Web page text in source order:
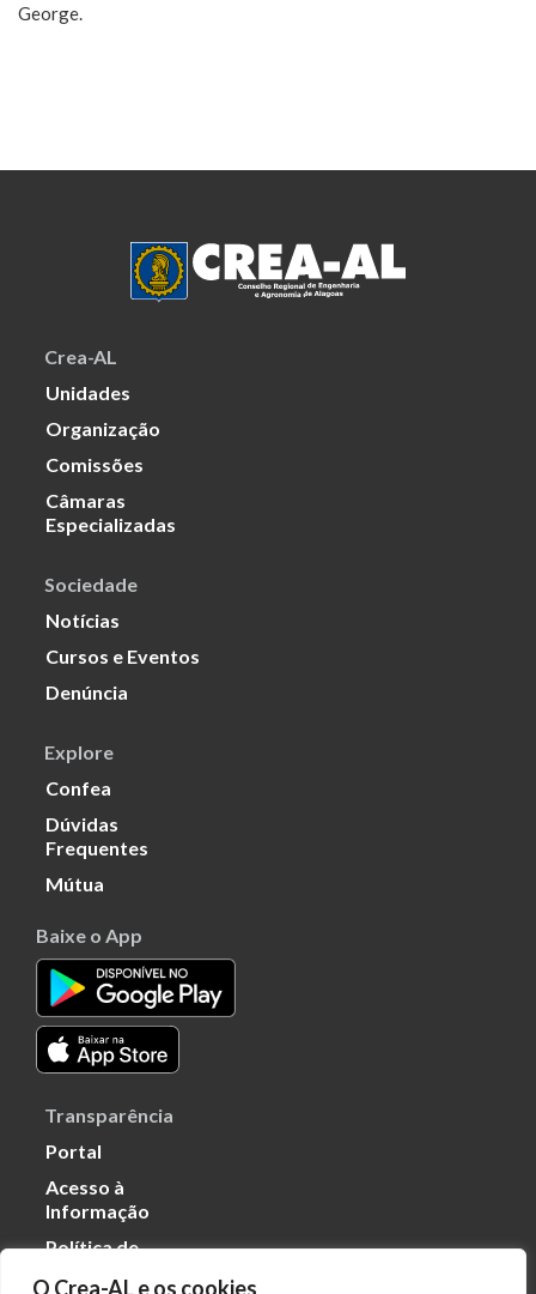
O Crea-AL e os cookies
George.
Crea-AL
Unidades
Organização
Comissões
Câmaras
Especializadas
Sociedade
Notícias
Cursos e Eventos
Denúncia
Explore
Confea
Dúvidas
Frequentes
Mútua
Baixe o App
Transparência
Portal
Acesso à
Informação
Política de